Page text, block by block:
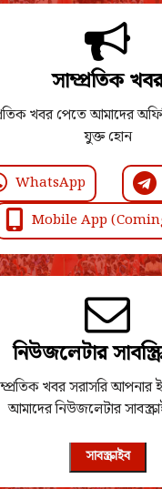
সাম্প্রতিক
খবর পেতে আমাদের
যুক্ত হোন
WhatsApp
Mobile App
নিউজলেটার
খবর সরাসরি আপনার
আমাদের নিউজলেটার
সাবস্ক্রাইব